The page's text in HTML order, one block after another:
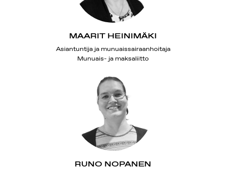
MAARIT HEINIMÄKI
Asiantuntija ja munuaissairaanhoitaja
Munuais- ja maksaliitto
RUNO NOPANEN